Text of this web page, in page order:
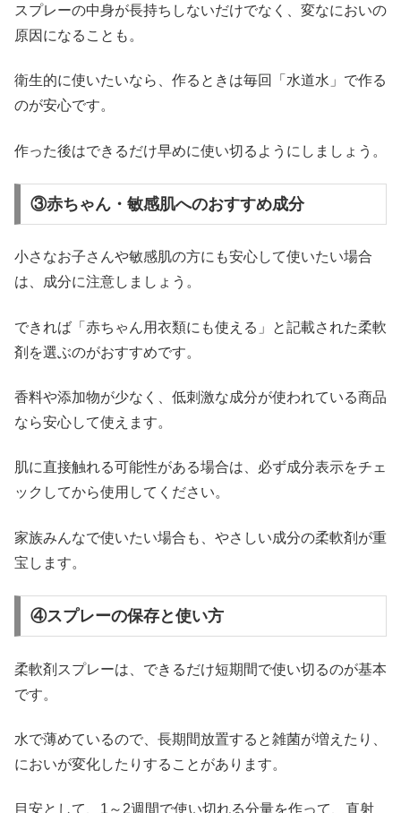
スプレーの中身が長持ちしないだけでなく、変なにおいの
原因になることも。
衛生的に使いたいなら、作るときは毎回「水道水」で作る
のが安心です。
作った後はできるだけ早めに使い切るようにしましょう。
③赤ちゃん・敏感肌へのおすすめ成分
小さなお子さんや敏感肌の方にも安心して使いたい場合
は、成分に注意しましょう。
できれば「赤ちゃん用衣類にも使える」と記載された柔軟
剤を選ぶのがおすすめです。
香料や添加物が少なく、低刺激な成分が使われている商品
なら安心して使えます。
肌に直接触れる可能性がある場合は、必ず成分表示をチェ
ックしてから使用してください。
家族みんなで使いたい場合も、やさしい成分の柔軟剤が重
宝します。
④スプレーの保存と使い方
柔軟剤スプレーは、できるだけ短期間で使い切るのが基本
です。
水で薄めているので、長期間放置すると雑菌が増えたり、
においが変化したりすることがあります。
目安として、1～2週間で使い切れる分量を作って、直射